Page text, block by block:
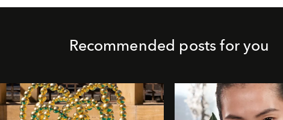
Recommended posts for you